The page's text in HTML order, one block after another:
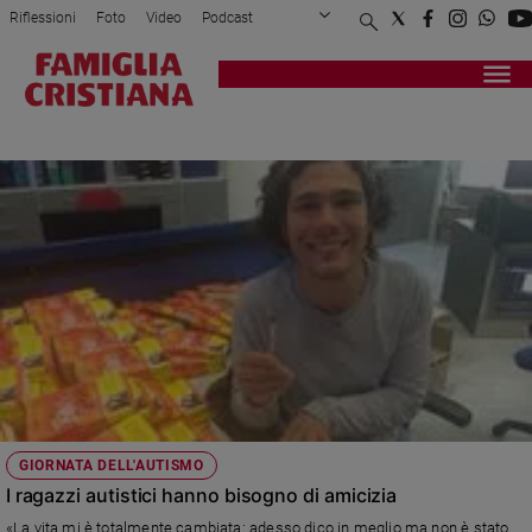
Attualità
Politica
Mondo
Economia
e
giustizia
Sport
Interviste
Papa
Papa
Riflessioni Foto Video Podcast
Privacy Policy Chi siamo
Registrati Redazione
GIORNATA DELL'AUTISMO
I ragazzi autistici hanno bisogno di amicizia
«La vita mi è totalmente cambiata: adesso dico in meglio ma non è stato